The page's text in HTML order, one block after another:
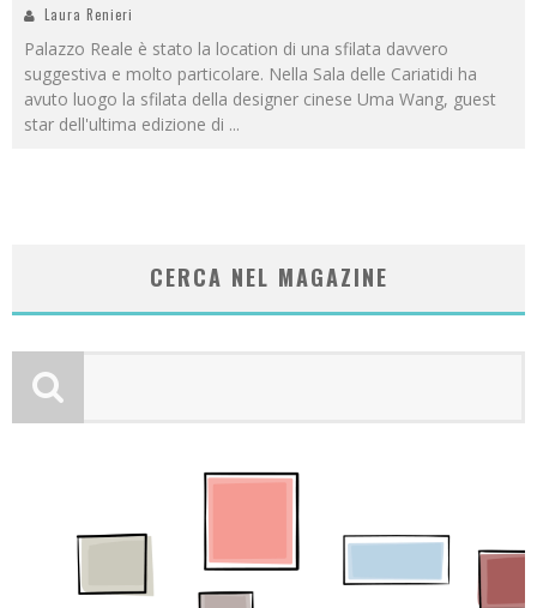
Laura Renieri
Palazzo Reale è stato la location di una sfilata davvero
suggestiva e molto particolare. Nella Sala delle Cariatidi ha
avuto luogo la sfilata della designer cinese Uma Wang, guest
star dell'ultima edizione di ...
CERCA NEL MAGAZINE